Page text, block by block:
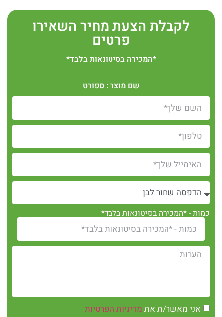
לקבלת הצעת מחיר השאירו
פרטים
*המכירה בסיטונאות בלבד*
שם מוצר : ספורט
כמות - *המכירה בסיטונאות בלבד*
אני מאשר/ת את מדיניות הפרטיות